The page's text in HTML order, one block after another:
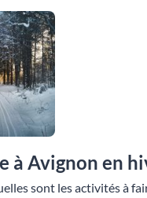
à Avignon en
sont les activités à